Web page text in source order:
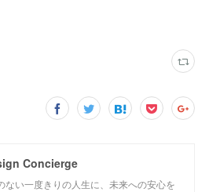
Concierge
ない一度きりの人生に、未来への安心を